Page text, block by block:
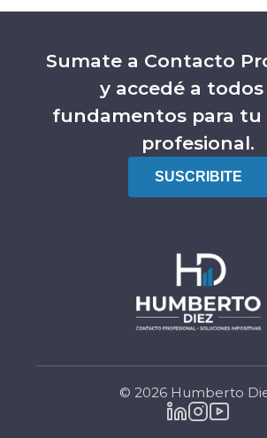
Sumate a Contacto
y accedé a
fundamentos para tu
profesional.
SUSCRIBITE
© 2026 Humberto